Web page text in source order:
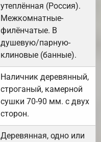
утеплённая (Россия).
Межкомнатные-
филёнчатые. В
душевую/парную-
клиновые (банные).
Наличник деревянный,
строганый, камерной
сушки 70-90 мм. с двух
сторон.
Деревянная, одно или